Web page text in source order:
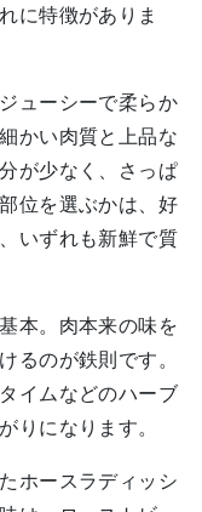
に特徴がありま
ューシーで柔らか
かい肉質と上品な
が少なく、さっぱ
位を選ぶかは、好
いずれも新鮮で質
本。肉本来の味を
るのが鉄則です。
イムなどのハーブ
りになります。
ホースラディッシ